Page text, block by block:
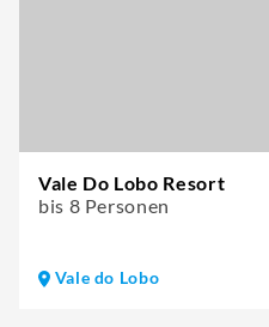
Vale Do Lobo Resort
bis 8 Personen
Vale do Lobo